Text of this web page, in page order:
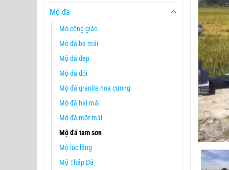
Mộ đá
Mộ công giáo
Mộ đá ba mái
Mộ đá đẹp
Mộ đá đôi
Mộ đá granite hoa cương
Mộ đá hai mái
Mộ đá một mái
Mộ đá tam sơn
Mộ lục lăng
Mộ Tháp Đá